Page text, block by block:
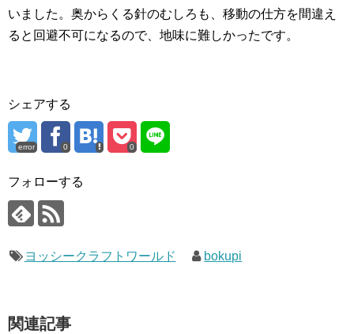
いました。奥からくる針のむしろも、移動の仕方を間違え
ると回避不可になるので、地味に難しかったです。
シェアする
error 0 0
フォローする
ヨッシークラフトワールド bokupi
関連記事